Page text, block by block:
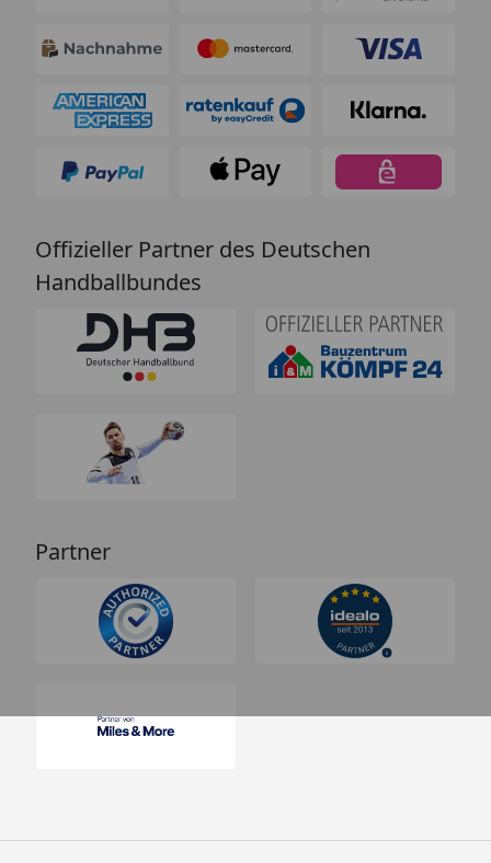
Offizieller Partner des Deutschen
Handballbundes
Partner